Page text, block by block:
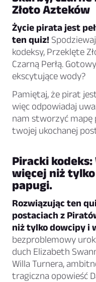
Złoto Azteków
Życie pirata jest
ten quiz!
kodeksy, Przeklęte
Czarną Perłą.
ekscytujące wody?
Pamiętaj, że pirat
więc odpowiadaj
nam stworzyć mapę
twojej ukochanej
Piracki
więcej niż
papugi.
Rozwiązując ten
postaciach z
niż tylko dowcipy i
bezproblemowy
duch Elizabeth
Willa Turnera,
tragiczna opowieść